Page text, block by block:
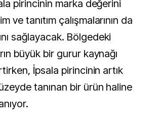
ve tanıtım çalışmalarının da
sağlayacak. Bölgedeki
büyük bir gurur kaynağı
İpsala pirincinin artık
tanınan bir ürün haline